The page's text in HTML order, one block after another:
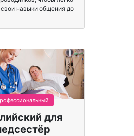
навыки общения до
для